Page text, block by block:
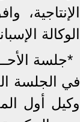
الوكالة
*جلسة الأحــد 29/10/
في الجلسة
وكيل أول